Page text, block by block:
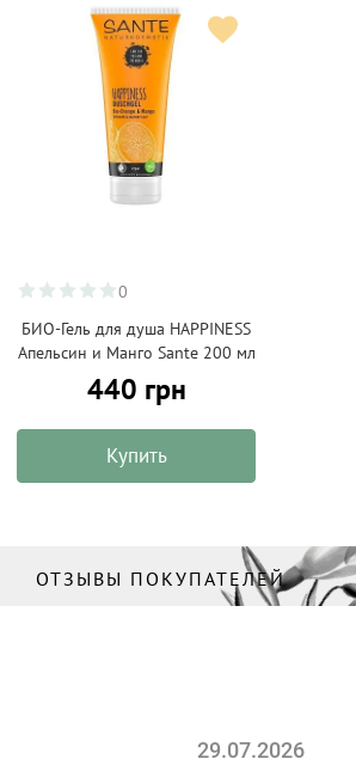
0
БИО-Гель для душа HAPPINESS
Апельсин и Манго Sante 200 мл
440 грн
Купить
ОТЗЫВЫ ПОКУПАТЕЛЕЙ
29.07.2026